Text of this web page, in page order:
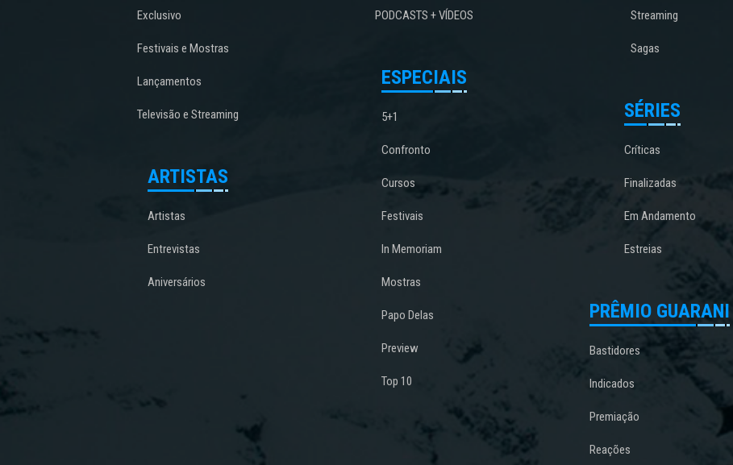
Exclusivo
Festivais e Mostras
Lançamentos
Televisão e Streaming
ARTISTAS
Artistas
Entrevistas
Aniversários
PODCASTS + VÍDEOS
ESPECIAIS
5+1
Confronto
Cursos
Festivais
In Memoriam
Mostras
Papo Delas
Preview
Top 10
Streaming
Sagas
SÉRIES
Críticas
Finalizadas
Em Andamento
Estreias
PRÊMIO GUARANI
Bastidores
Indicados
Premiação
Reações